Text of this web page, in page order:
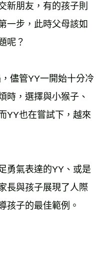
新朋友，有的孩子則
一步，此時父母該如
呢？
儘管YY一開始十分冷
時，選擇與小猴子、
YY也在嘗試下，越來
勇氣表達的YY、或是
長與孩子展現了人際
孩子的最佳範例。